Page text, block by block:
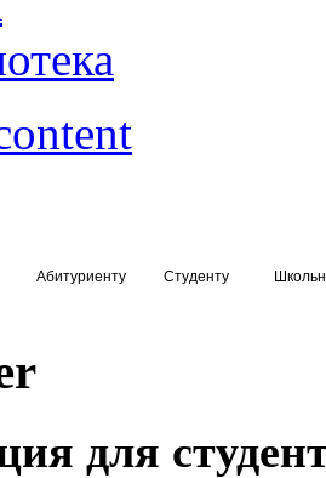
Абитуриенту Студенту
для